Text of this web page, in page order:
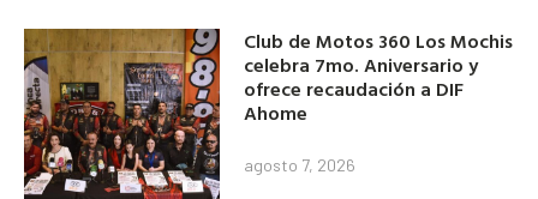
Club de Motos 360 Los Mochis
celebra 7mo. Aniversario y
ofrece recaudación a DIF
Ahome
agosto 7, 2026